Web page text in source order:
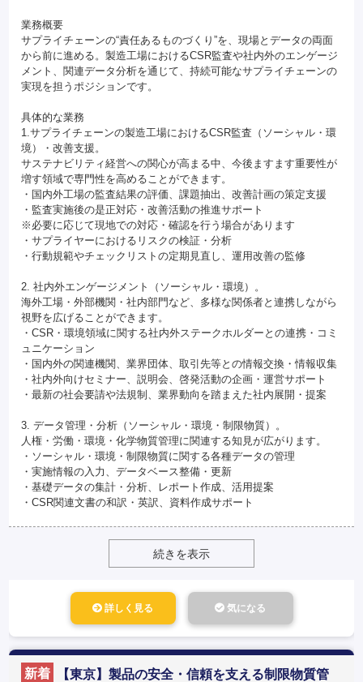
業務概要
サプライチェーンの“責任あるものづくり”を、現場とデータの両面
から前に進める。製造工場におけるCSR監査や社内外のエンゲージ
メント、関連データ分析を通じて、持続可能なサプライチェーンの
実現を担うポジションです。
具体的な業務
1.サプライチェーンの製造工場におけるCSR監査（ソーシャル・環
境）・改善支援。
サステナビリティ経営への関心が高まる中、今後ますます重要性が
増す領域で専門性を高めることができます。
・国内外工場の監査結果の評価、課題抽出、改善計画の策定支援
・監査実施後の是正対応・改善活動の推進サポート
※必要に応じて現地での対応・確認を行う場合があります
・サプライヤーにおけるリスクの検証・分析
・行動規範やチェックリストの定期見直し、運用改善の監修
2. 社内外エンゲージメント（ソーシャル・環境）。
海外工場・外部機関・社内部門など、多様な関係者と連携しながら
視野を広げることができます。
・CSR・環境領域に関する社内外ステークホルダーとの連携・コミ
ュニケーション
・国内外の関連機関、業界団体、取引先等との情報交換・情報収集
・社内外向けセミナー、説明会、啓発活動の企画・運営サポート
・最新の社会要請や法規制、業界動向を踏まえた社内展開・提案
3. データ管理・分析（ソーシャル・環境・制限物質）。
人権・労働・環境・化学物質管理に関連する知見が広がります。
・ソーシャル・環境・制限物質に関する各種データの管理
・実施情報の入力、データベース整備・更新
・基礎データの集計・分析、レポート作成、活用提案
・CSR関連文書の和訳・英訳、資料作成サポート
続きを表示
詳しく見る 気になる
新着
【東京】製品の安全・信頼を支える制限物質管